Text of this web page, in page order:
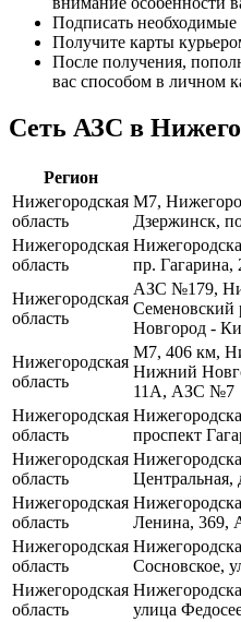
Подписать
Получите карты
После получения,
вас способом в личном
Сеть АЗС в
Регион
Нижегородская
область
М7,
Дзержинск,
Нижегородская
область
пр. Гагарина,
Нижегородская
область
АЗС №179,
Семеновский
Новгород -
Нижегородская
область
М7, 406 км,
Нижний
11А, АЗС №7
Нижегородская
область
проспект
Нижегородская
область
Нижегородская
область
Ленина, 369,
Нижегородская
область
Сосновское,
Нижегородская
область
улица